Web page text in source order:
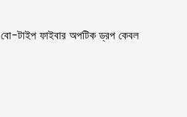
বো-টাইপ ফাইবার অপটিক ড্রপ কেবল